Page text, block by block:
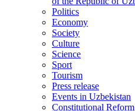
Politics
Economy
Society
Culture
Science
Sport
Tourism
Press release
Events in Uzbekistan
Constitutional Reform